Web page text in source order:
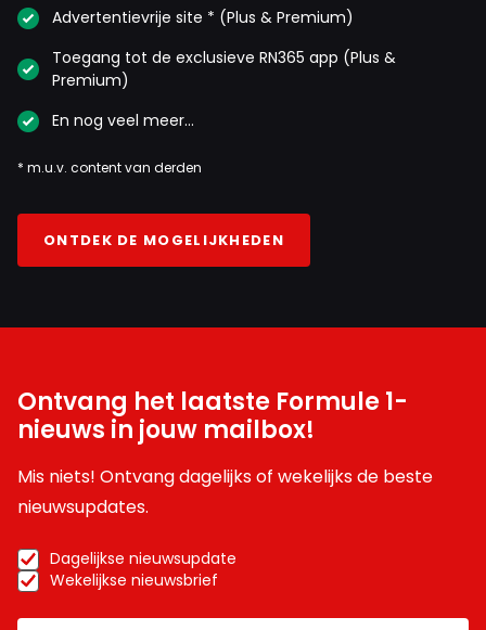
Advertentievrije site * (Plus & Premium)
Toegang tot de exclusieve RN365 app (Plus &
Premium)
En nog veel meer…
* m.u.v. content van derden
ONTDEK DE MOGELIJKHEDEN
Ontvang het laatste Formule 1-
nieuws in jouw mailbox!
Mis niets! Ontvang dagelijks of wekelijks de beste
nieuwsupdates.
Dagelijkse nieuwsupdate
Wekelijkse nieuwsbrief